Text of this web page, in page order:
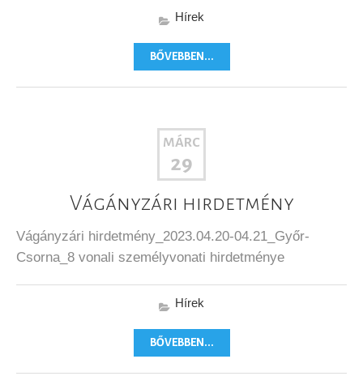
Hírek
BŐVEBBEN...
MÁRC
29
Vágányzári hirdetmény
Vágányzári hirdetmény_2023.04.20-04.21_Győr-
Csorna_8 vonali személyvonati hirdetménye
Hírek
BŐVEBBEN...